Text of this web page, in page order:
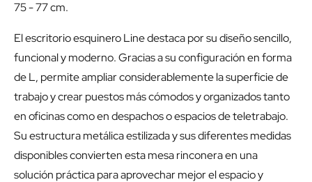
75 - 77 cm.
El escritorio esquinero Line destaca por su diseño sencillo,
funcional y moderno. Gracias a su configuración en forma
de L, permite ampliar considerablemente la superficie de
trabajo y crear puestos más cómodos y organizados tanto
en oficinas como en despachos o espacios de teletrabajo.
Su estructura metálica estilizada y sus diferentes medidas
disponibles convierten esta mesa rinconera en una
solución práctica para aprovechar mejor el espacio y